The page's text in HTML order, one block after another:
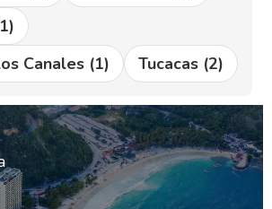
Canales (1) Tucacas (2)